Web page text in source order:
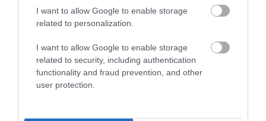
I want to allow Google to enable storage
related to personalization.
I want to allow Google to enable storage
related to security, including authentication
functionality and fraud prevention, and other
user protection.
elértük a megfelelő állagot.
dunsztoljuk ezeket.
Forrás:Sóbors